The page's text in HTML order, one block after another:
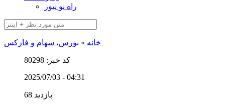
راه نو نیوز
خانه » بورس، سهام و فارکس
کد خبر: 80298
2025/07/03 - 04:31
68 بازدید